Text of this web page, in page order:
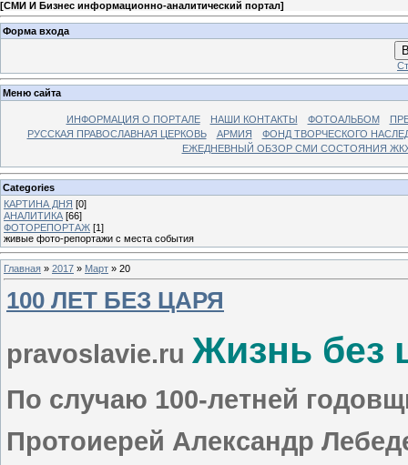
[СМИ И Бизнес информационно-аналитический портал]
Форма входа
Меню сайта
ИНФОРМАЦИЯ О ПОРТАЛЕ НАШИ КОНТАКТЫ ФОТОАЛЬБОМ
РУССКАЯ ПРАВОСЛАВНАЯ ЦЕРКОВЬ
АРМИЯ
ФОНД ТВОРЧЕСКОГО
ЕЖЕДНЕВНЫЙ ОБЗОР СМИ СОСТОЯНИЯ
Categories
КАРТИНА ДНЯ [0]
АНАЛИТИКА [66]
ФОТОРЕПОРТАЖ [1]
живые фото-репортажи с места события
Главная » 2017 » Март » 20
100 ЛЕТ БЕЗ ЦАРЯ
pravoslavie.ru Жизнь без
По случаю 100-летней
Протоиерей Александр